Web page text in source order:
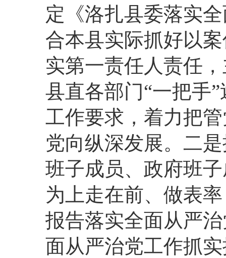
定《洛扎县委落实
合本县实际抓好以
实第一责任人责任
县直各部门“一把手
工作要求，着力把
党向纵深发展。二
班子成员、政府班
为上走在前、做表
报告落实全面从严
面从严治党工作抓